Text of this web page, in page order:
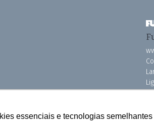
essenciais e tecnologias